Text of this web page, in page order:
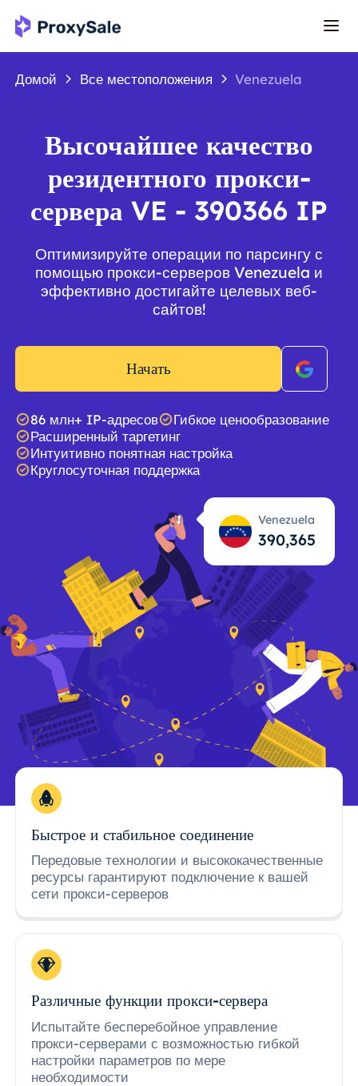
Домой Все местоположения Venezuela
Высочайшее качество
резидентного прокси-
сервера VE - 390366 IP
Оптимизируйте операции по парсингу с
помощью прокси-серверов Venezuela и
эффективно достигайте целевых веб-
сайтов!
Начать
86 млн+ IP-адресов
Гибкое ценообразование
Расширенный таргетинг
Интуитивно понятная настройка
Круглосуточная поддержка
Venezuela
390,366
Быстрое и стабильное соединение
Передовые технологии и высококачественные
ресурсы гарантируют подключение к вашей
сети прокси-серверов
Различные функции прокси-сервера
Испытайте бесперебойное управление
прокси-серверами с возможностью гибкой
настройки параметров по мере
необходимости